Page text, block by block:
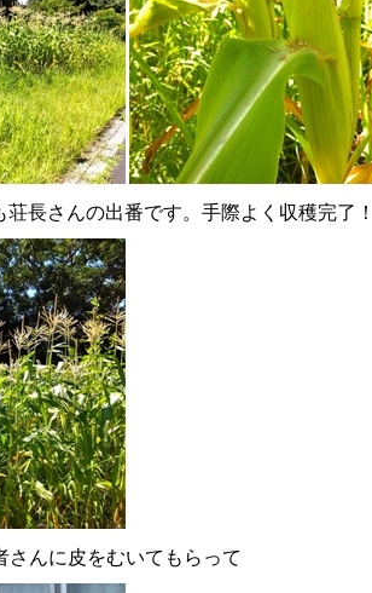
長さんの出番です。手際よく収穫完了！
んに皮をむいてもらって